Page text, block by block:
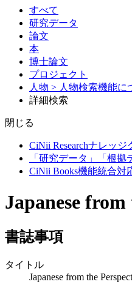
すべて
研究データ
論文
本
博士論文
プロジェクト
人物 > 人物検索機能に
詳細検索
閉じる
CiNii Researchナレッ
「研究データ」「根
CiNii Books機能統合対
Japanese
書誌事項
タイトル
Japanese from the